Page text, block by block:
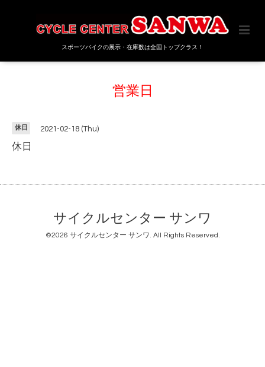
スポーツバイクの展示・在庫数は全国トップクラス！
営業日
休日 2021-02-18 (Thu)
休日
サイクルセンター サンワ
©2026 サイクルセンター サンワ. All Rights Reserved.